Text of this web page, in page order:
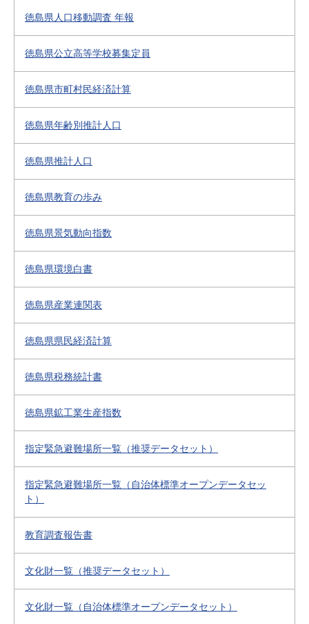
徳島県人口移動調査 年報
徳島県公立高等学校募集定員
徳島県市町村民経済計算
徳島県年齢別推計人口
徳島県推計人口
徳島県教育の歩み
徳島県景気動向指数
徳島県環境白書
徳島県産業連関表
徳島県県民経済計算
徳島県税務統計書
徳島県鉱工業生産指数
指定緊急避難場所一覧（推奨データセット）
指定緊急避難場所一覧（自治体標準オープンデータセッ
ト）
教育調査報告書
文化財一覧（推奨データセット）
文化財一覧（自治体標準オープンデータセット）